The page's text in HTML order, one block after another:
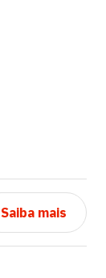
Saiba mais